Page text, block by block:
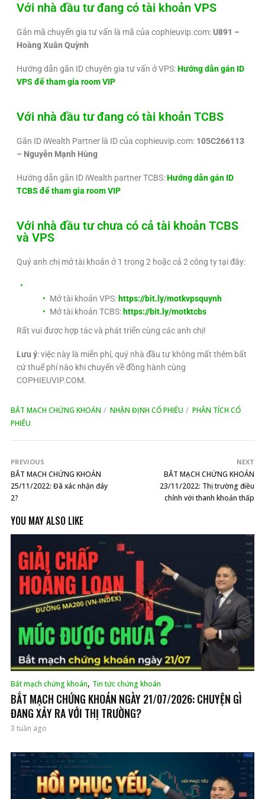
Với nhà đầu tư đang có tài khoản VPS
Gắn mã chuyển gia tư vấn là mã của cophieuvip.com:U891 –
Hoàng Xuân Quỳnh
Hướng dẫn gắn ID chuyên gia tư vấn ở VPS:Hướng dẫn gán ID
VPS để tham gia room VIP
Với nhà đầu tư đang có tài khoản TCBS
Gắn ID iWealth Partner là ID của cophieuvip.com: 105C266113
– Nguyễn Mạnh Hùng
Hướng dẫn gắn ID iWealth partner TCBS:Hướng dẫn gán ID
TCBS để tham gia room VIP
Với nhà đầu tư chưa có cả tài khoản TCBS
và VPS
Quý anh chị mở tài khoản ở 1 trong 2 hoặc cả 2 công ty tại đây:
Mở tài khoản VPS: https://bit.ly/motkvpsquynh
Mở tài khoản TCBS: https://bit.ly/motktcbs
Rất vui được hợp tác và phát triển cùng các anh chị!
Lưu ý: việc này là miễn phí, quý nhà đầu tư không mất thêm bất
cứ thuế phí nào khi chuyển về đồng hành cùng
COPHIEUVIP.COM.
BẮT MẠCH CHỨNG KHOÁN NHẬN ĐỊNH CỔ PHIẾU
PHÂN TÍCH CỔ
PHIẾU
PREVIOUS
BẮT MẠCH CHỨNG KHOÁN
25/11/2022: Đã xác nhận đáy
2?
NEXT
BẮT MẠCH CHỨNG KHOÁN
23/11/2022: Thị trường điều
chỉnh với thanh khoản thấp
YOU MAY ALSO LIKE
Bắt mạch chứng khoán, Tin tức chứng khoán
BẮT MẠCH CHỨNG KHOÁN NGÀY 21/07/2026: CHUYỆN GÌ
ĐANG XẢY RA VỚI THỊ TRƯỜNG?
3 tuần ago